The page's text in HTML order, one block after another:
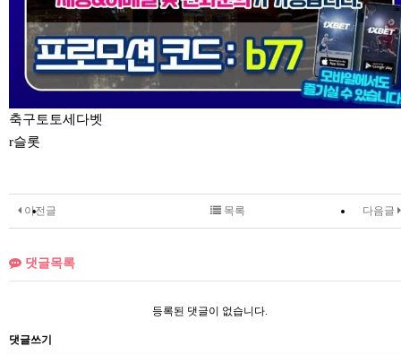
축구토토세다벳
r슬롯
이전글 다음글
목록
댓글목록
등록된 댓글이 없습니다.
댓글쓰기